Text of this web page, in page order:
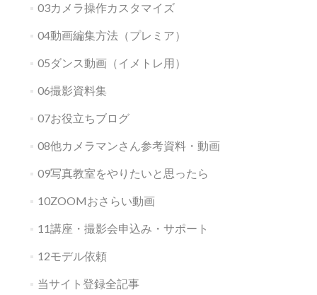
03カメラ操作カスタマイズ
04動画編集方法（プレミア）
05ダンス動画（イメトレ用）
06撮影資料集
07お役立ちブログ
08他カメラマンさん参考資料・動画
09写真教室をやりたいと思ったら
10ZOOMおさらい動画
11講座・撮影会申込み・サポート
12モデル依頼
当サイト登録全記事